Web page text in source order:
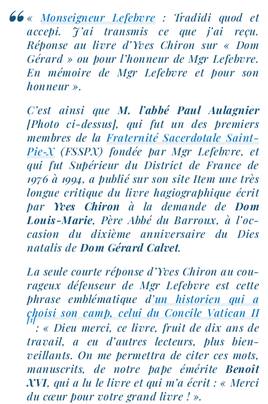
«Monseigneur Lefebvre : Tradidi quod et
acce­pi. J’ai trans­mis ce que j’ai reçu.
Réponse au livre d’Yves Chiron sur « Dom
Gérard » ou pour l’hon­neur de Mgr Lefebvre.
En mémoire de Mgr Lefebvre et pour son
honneur ».
C’est ain­si queM. l’ab­bé Paul Aulagnier
[Photo ci-​dessus], qui fut un des pre­miers
membres de laFraternité Sacerdotale Saint-​
Pie‑X(FSSPX) fon­dée par Mgr Lefebvre, et
qui fut Supérieur du District de France de
1976 à 1994, a publié sur son site Item une très
longue cri­tique du livre hagio­gra­phique écrit
par Yves Chiron à la demande deDom
Louis-​Marie, Père Abbé du Barroux, à l’oc­
ca­sion du dixième anni­ver­saire du Dies
nata­lis deDom Gérard Calvet.
La seule courte réponse d’Yves Chiron au cou­
ra­geux défen­seur de Mgr Lefebvre est cette
phrase emblé­ma­tique d’un his­to­rien qui a
choi­si son camp, celui du Concile Vatican II
[1]
: « Dieu mer­ci, ce livre, fruit de dix ans de
tra­vail, a eu d’autres lec­teurs, plus bien­
veillants. On me per­met­tra de citer ces mots,
manus­crits, de notre pape émé­rite Benoît
XVI, qui a lu le livre et qui m’a écrit : « Merci
du cœur pour votre grand livre ! ».